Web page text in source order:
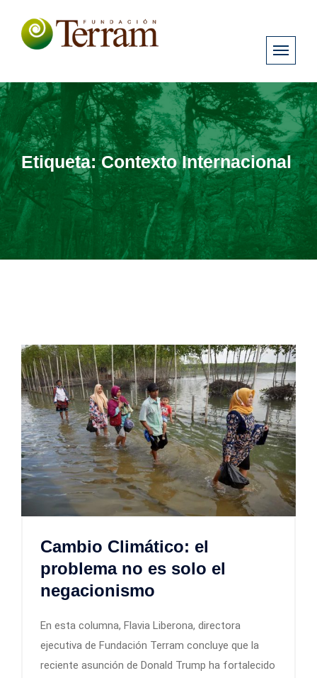
Etiqueta:Contexto Internacional
Cambio Climático: el
problema no es solo el
negacionismo
En esta columna, Flavia Liberona, directora
ejecutiva de Fundación Terram concluye que la
reciente asunción de Donald Trump ha fortalecido